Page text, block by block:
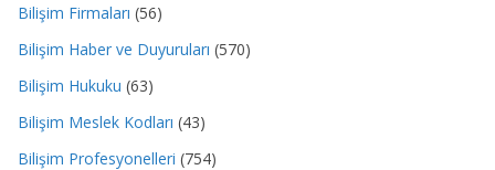
Bilişim Firmaları (56)
Bilişim Haber ve Duyuruları (570)
Bilişim Hukuku (63)
Bilişim Meslek Kodları (43)
Bilişim Profesyonelleri (754)